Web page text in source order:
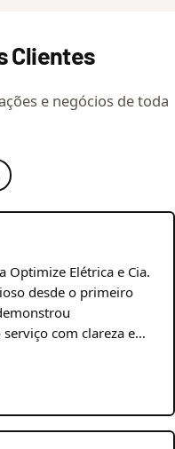
Clientes
e negócios de toda
Optimize Elétrica e Cia.
desde o primeiro
com clareza e…